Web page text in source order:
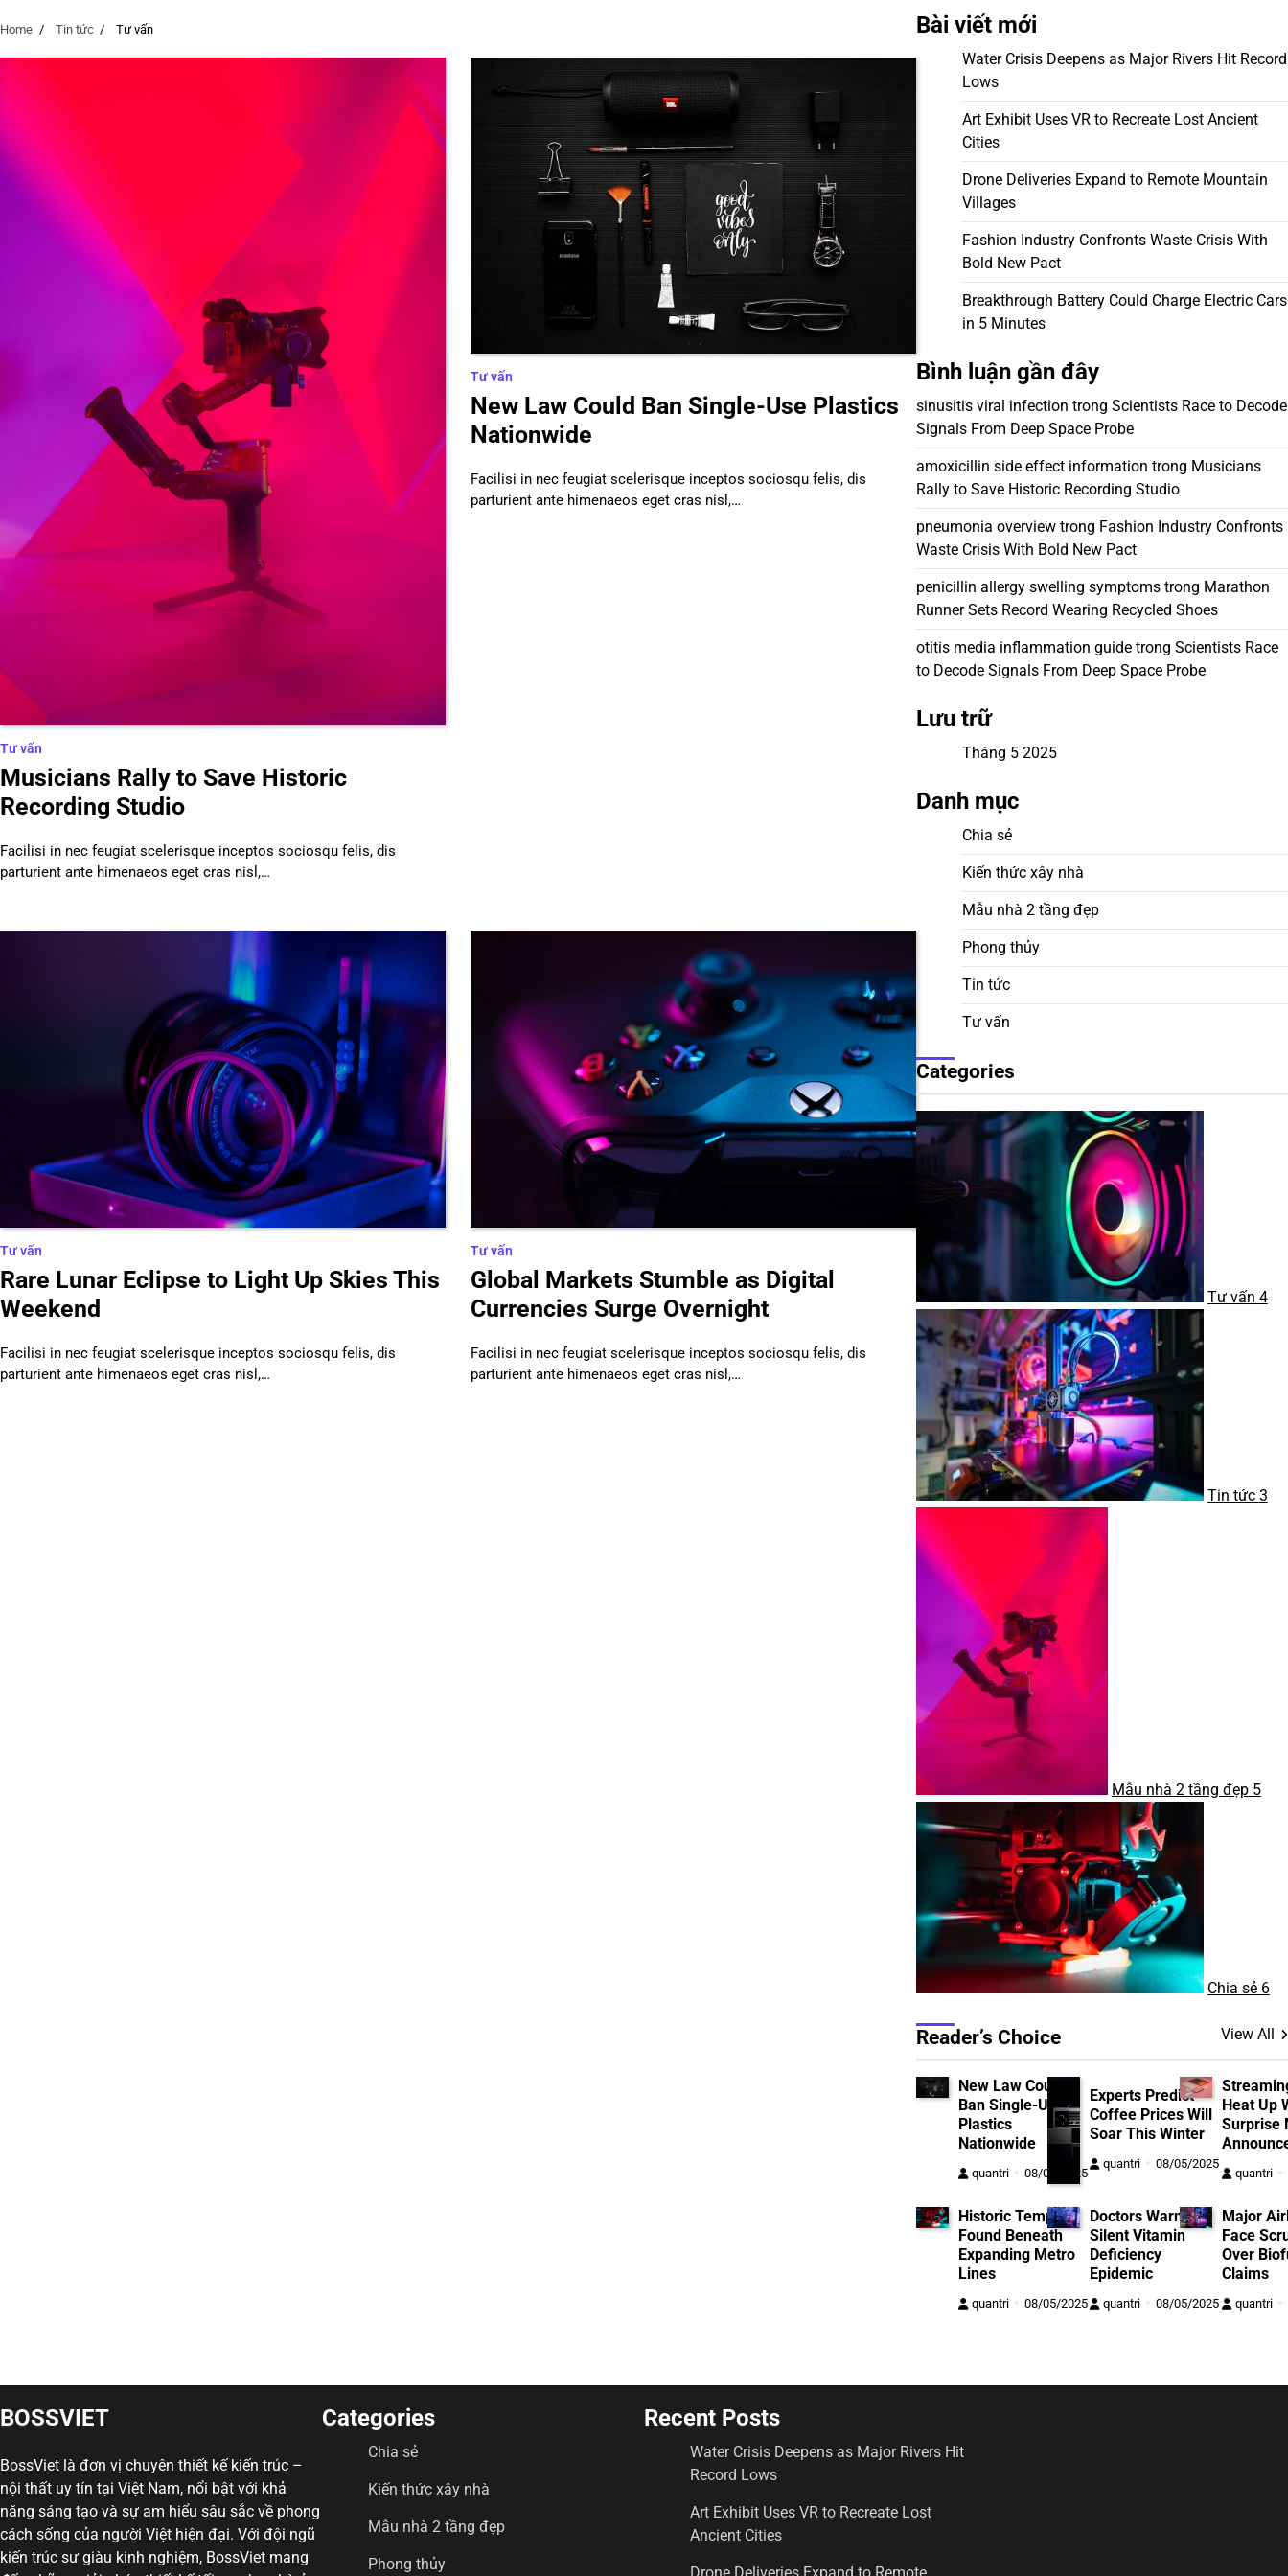
Home Tin tức Tư vấn
Tư vấn
Musicians Rally to Save Historic
Recording Studio
Facilisi in nec feugiat scelerisque inceptos sociosqu felis, dis
parturient ante himenaeos eget cras nisl,…
Tư vấn
New Law Could Ban Single-Use Plastics
Nationwide
Facilisi in nec feugiat scelerisque inceptos sociosqu felis, dis
parturient ante himenaeos eget cras nisl,…
Tư vấn
Rare Lunar Eclipse to Light Up Skies This
Weekend
Facilisi in nec feugiat scelerisque inceptos sociosqu felis, dis
parturient ante himenaeos eget cras nisl,…
Tư vấn
Global Markets Stumble as Digital
Currencies Surge Overnight
Facilisi in nec feugiat scelerisque inceptos sociosqu felis, dis
parturient ante himenaeos eget cras nisl,…
Bài viết mới
Water Crisis Deepens as Major Rivers Hit Record
Lows
Art Exhibit Uses VR to Recreate Lost Ancient
Cities
Drone Deliveries Expand to Remote Mountain
Villages
Fashion Industry Confronts Waste Crisis With
Bold New Pact
Breakthrough Battery Could Charge Electric Cars
in 5 Minutes
Bình luận gần đây
sinusitis viral infection trong Scientists Race to Decode
Signals From Deep Space Probe
amoxicillin side effect information trong Musicians
Rally to Save Historic Recording Studio
pneumonia overviewtrong Fashion Industry Confronts
Waste Crisis With Bold New Pact
penicillin allergy swelling symptomstrong Marathon
Runner Sets Record Wearing Recycled Shoes
otitis media inflammation guidetrong Scientists Race
to Decode Signals From Deep Space Probe
Lưu trữ
Tháng 5 2025
Danh mục
Chia sẻ
Kiến thức xây nhà
Mẫu nhà 2 tầng đẹp
Phong thủy
Tin tức
Tư vấn
Categories
Tư vấn 4
Tin tức 3
Mẫu nhà 2 tầng đẹp 5
Chia sẻ 6
Reader’s Choice View All
New Law Could
Ban Single-Use
Plastics
Nationwide
quantri 08/05/2025
Experts Predict
Coffee Prices Will
Soar This Winter
quantri 08/05/2025
Heat Up
Surprise
quantri
Historic Temple
Found Beneath
Expanding Metro
Lines
quantri 08/05/2025
Doctors Warn of
Silent Vitamin
Deficiency
Epidemic
quantri 08/05/2025
Major
Face
Over
Claims
quantri
BOSSVIET
BossViet là đơn vị chuyên thiết kế kiến trúc –
nội thất uy tín tại Việt Nam, nổi bật với khả
năng sáng tạo và sự am hiểu sâu sắc về phong
cách sống của người Việt hiện đại. Với đội ngũ
kiến trúc sư giàu kinh nghiệm, BossViet mang
Categories
Chia sẻ
Kiến thức xây nhà
Mẫu nhà 2 tầng đẹp
Phong thủy
Recent Posts
Water Crisis Deepens as Major Rivers Hit
Record Lows
Art Exhibit Uses VR to Recreate Lost
Ancient Cities